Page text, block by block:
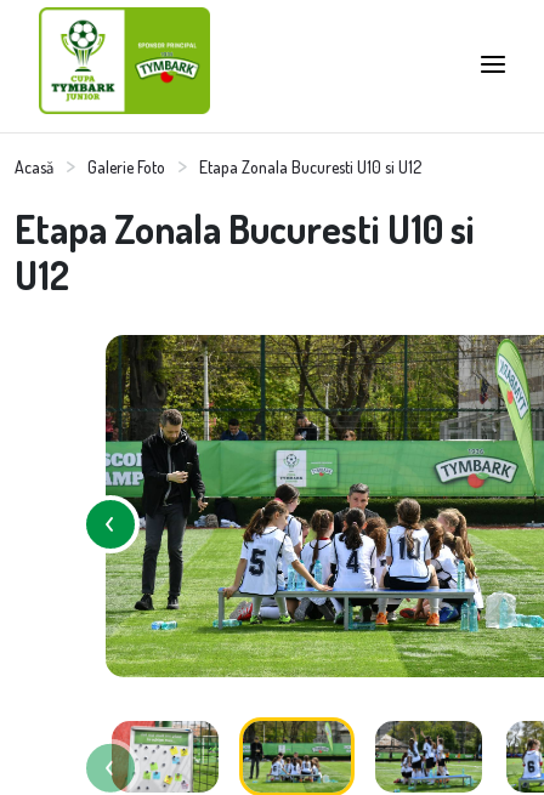
Acasă Galerie Foto Etapa Zonala Bucuresti U10 si U12
Etapa Zonala Bucuresti U10 si
U12